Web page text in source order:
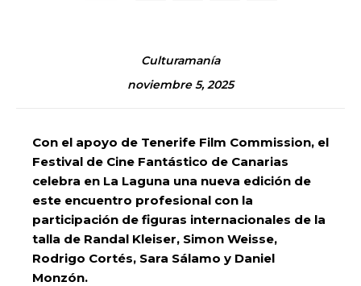
Culturamanía
noviembre 5, 2025
Con el apoyo de Tenerife Film Commission, el
Festival de Cine Fantástico de Canarias
celebra en La Laguna una nueva edición de
este encuentro profesional con la
participación de figuras internacionales de la
talla de Randal Kleiser, Simon Weisse,
Rodrigo Cortés, Sara Sálamo y Daniel
Monzón.